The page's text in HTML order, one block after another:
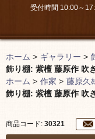
受付時間 10:00～
ホーム > ギャラリー >
飾り棚: 紫檀 藤原作
ホーム > 作家 > 藤原久
飾り棚: 紫檀 藤原作
商品コード: 30321